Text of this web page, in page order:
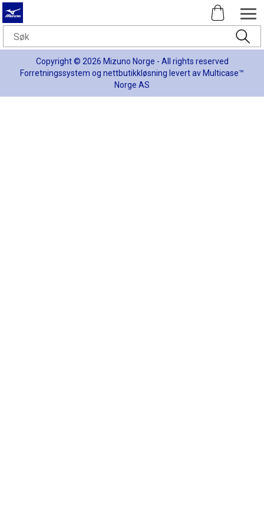
Copyright © 2026 Mizuno Norge - All rights reserved
Forretningssystem og nettbutikkløsning levert av Multicase™
Norge AS